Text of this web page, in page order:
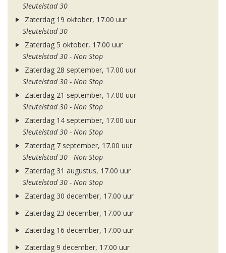
Sleutelstad 30
Zaterdag 19 oktober, 17.00 uur
Sleutelstad 30
Zaterdag 5 oktober, 17.00 uur
Sleutelstad 30 - Non Stop
Zaterdag 28 september, 17.00 uur
Sleutelstad 30 - Non Stop
Zaterdag 21 september, 17.00 uur
Sleutelstad 30 - Non Stop
Zaterdag 14 september, 17.00 uur
Sleutelstad 30 - Non Stop
Zaterdag 7 september, 17.00 uur
Sleutelstad 30 - Non Stop
Zaterdag 31 augustus, 17.00 uur
Sleutelstad 30 - Non Stop
Zaterdag 30 december, 17.00 uur
Zaterdag 23 december, 17.00 uur
Zaterdag 16 december, 17.00 uur
Zaterdag 9 december, 17.00 uur